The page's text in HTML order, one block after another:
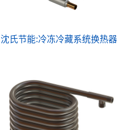
沈氏节能:冷冻冷藏系统换热器